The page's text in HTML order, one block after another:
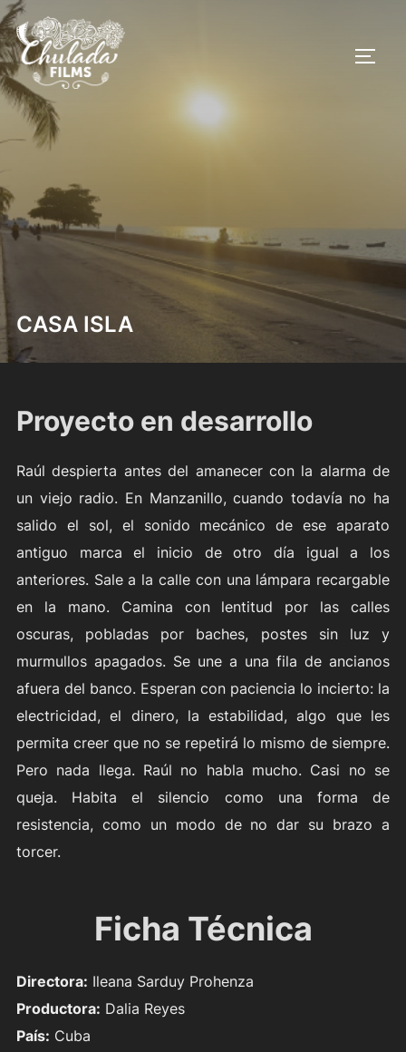
Saltar
al
contenido
CASA ISLA
Proyecto en desarrollo
Raúl despierta antes del amanecer con la alarma de
un viejo radio. En Manzanillo, cuando todavía no ha
salido el sol, el sonido mecánico de ese aparato
antiguo marca el inicio de otro día igual a los
anteriores. Sale a la calle con una lámpara recargable
en la mano. Camina con lentitud por las calles
oscuras, pobladas por baches, postes sin luz y
murmullos apagados. Se une a una fila de ancianos
afuera del banco. Esperan con paciencia lo incierto: la
electricidad, el dinero, la estabilidad, algo que les
permita creer que no se repetirá lo mismo de siempre.
Pero nada llega. Raúl no habla mucho. Casi no se
queja. Habita el silencio como una forma de
resistencia, como un modo de no dar su brazo a
torcer.
Ficha Técnica
Directora: Ileana Sarduy Prohenza
Productora: Dalia Reyes
País: Cuba